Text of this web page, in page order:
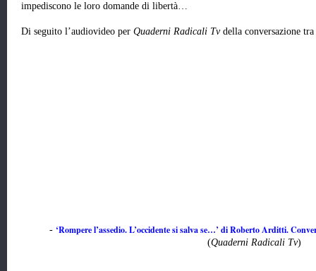
impediscono le loro domande di libertà…
Di seguito l’audiovideo per Quaderni Radicali Tvdella conversazione
- ‘Rompere l’assedio. L’occidente si salva se…’ di Roberto Arditti.
(Quaderni Radicali Tv)